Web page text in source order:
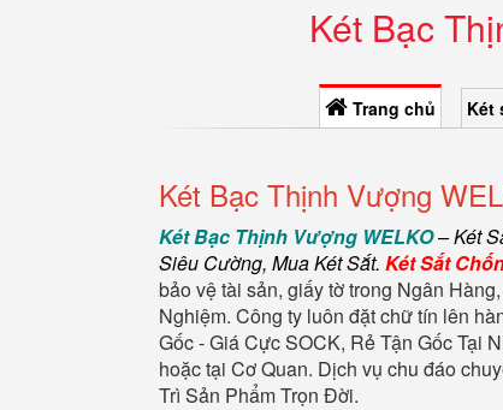
Két Bạc
Trang chủ Két
Két Bạc Thịnh Vượng
Két Bạc Thịnh Vượng WELKO–Két
Siêu Cường, Mua Két Sắt. Két Sắt
bảo vệ tài sản, giấy tờ trong Ngân
Nghiệm. Công ty luôn đặt chữ tín lên
Gốc - Giá Cực SOCK, Rẻ Tận Gốc Tại
hoặc tại Cơ Quan. Dịch vụ chu đáo
Trì Sản Phẩm Trọn Đời.